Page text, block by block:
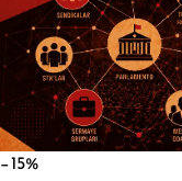
−15%